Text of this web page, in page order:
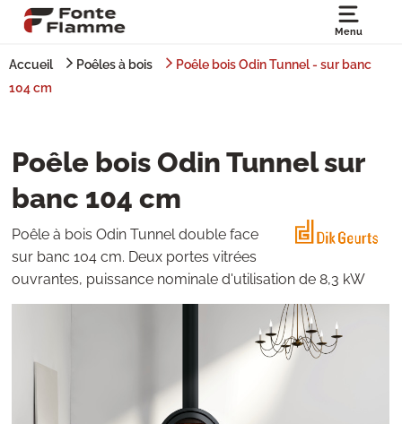
Menu
Accueil Poêles à bois
Poêle bois Odin Tunnel - sur banc
104 cm
Poêle bois Odin Tunnel sur
banc 104 cm
Poêle à bois Odin Tunnel double face
sur banc 104 cm. Deux portes vitrées
ouvrantes, puissance nominale d'utilisation de 8,3 kW